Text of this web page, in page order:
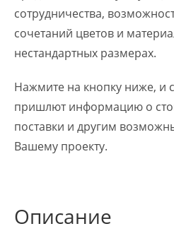
сотрудничества,
сочетаний цветов и
нестандартных размерах.
Нажмите на кнопку ниже, и
пришлют информацию о
поставки и другим
Вашему проекту.
Описание